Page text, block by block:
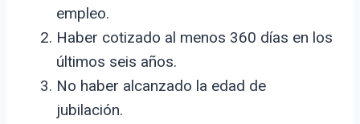
empleo.
Haber cotizado al menos 360 días en los
últimos seis años.
No haber alcanzado la edad de
jubilación.